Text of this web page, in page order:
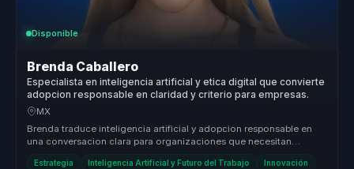
Disponible
Brenda Caballero
Especialista en inteligencia artificial y etica digital que convierte
adopcion responsable en claridad y criterio para empresas.
MX
Brenda traduce inteligencia artificial y adopcion responsable en
una conversacion clara para organizaciones que necesitan
Estrategia Inteligencia Artificial y Futuro del Trabajo Innovación